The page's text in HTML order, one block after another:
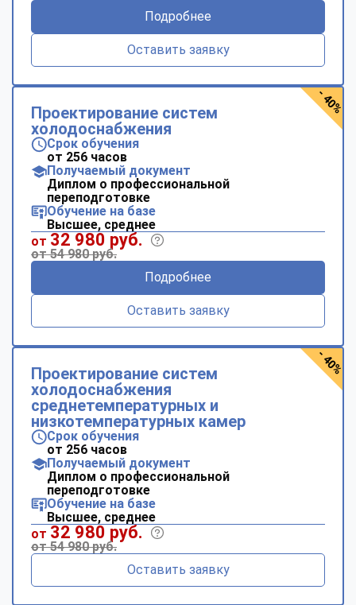
Подробнее
Оставить заявку
Проектирование систем
холодоснабжения
Срок обучения
от 256 часов
Получаемый документ
Диплом о профессиональной
переподготовке
Обучение на базе
Высшее, среднее
от 32 980 руб.
от 54 980 руб.
Подробнее
Оставить заявку
- 40%
Проектирование систем
холодоснабжения
среднетемпературных и
низкотемпературных камер
Срок обучения
от 256 часов
Получаемый документ
Диплом о профессиональной
переподготовке
Обучение на базе
Высшее, среднее
от 32 980 руб.
от 54 980 руб.
Оставить заявку
- 40%